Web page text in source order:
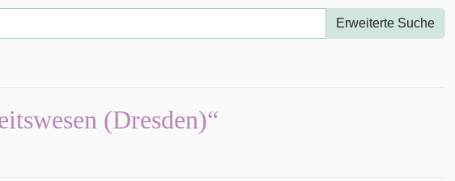
Erweiterte Suche
(Dresden)“